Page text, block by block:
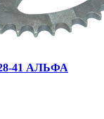
41 АЛЬФА